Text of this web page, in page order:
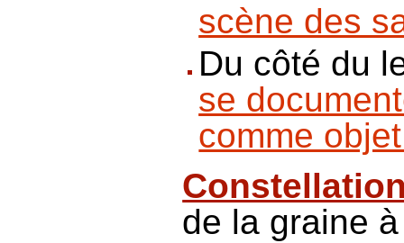
scène des
Du côté du
se
comme
de la graine